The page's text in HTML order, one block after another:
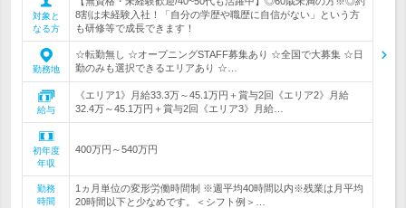
対象と
なる方
8割は未経験入社！「自分の学歴や職歴に自信がない」という方
も研修等で成長できます！
勤務地
☆転勤無し ☆オープニングSTAFF募集あり ☆全国で大募集 ☆日
勤のみも選択できるエリアあり ☆…
給与
《エリア1》月給33.3万～45.1万円＋賞与2回《エリア2》月給
32.4万～45.1万円＋賞与2回《エリア3》月給…
初年度
年収
400万円～540万円
勤務
時間
1ヵ月単位の変形労働時間制 ※週平均40時間以内※残業は月平均
20時間以下と少なめです。＜シフト例＞…